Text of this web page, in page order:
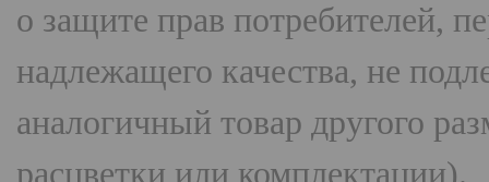
о защите прав потребителей,
надлежащего качества, не
аналогичный товар другого
расцветки или комплектации).